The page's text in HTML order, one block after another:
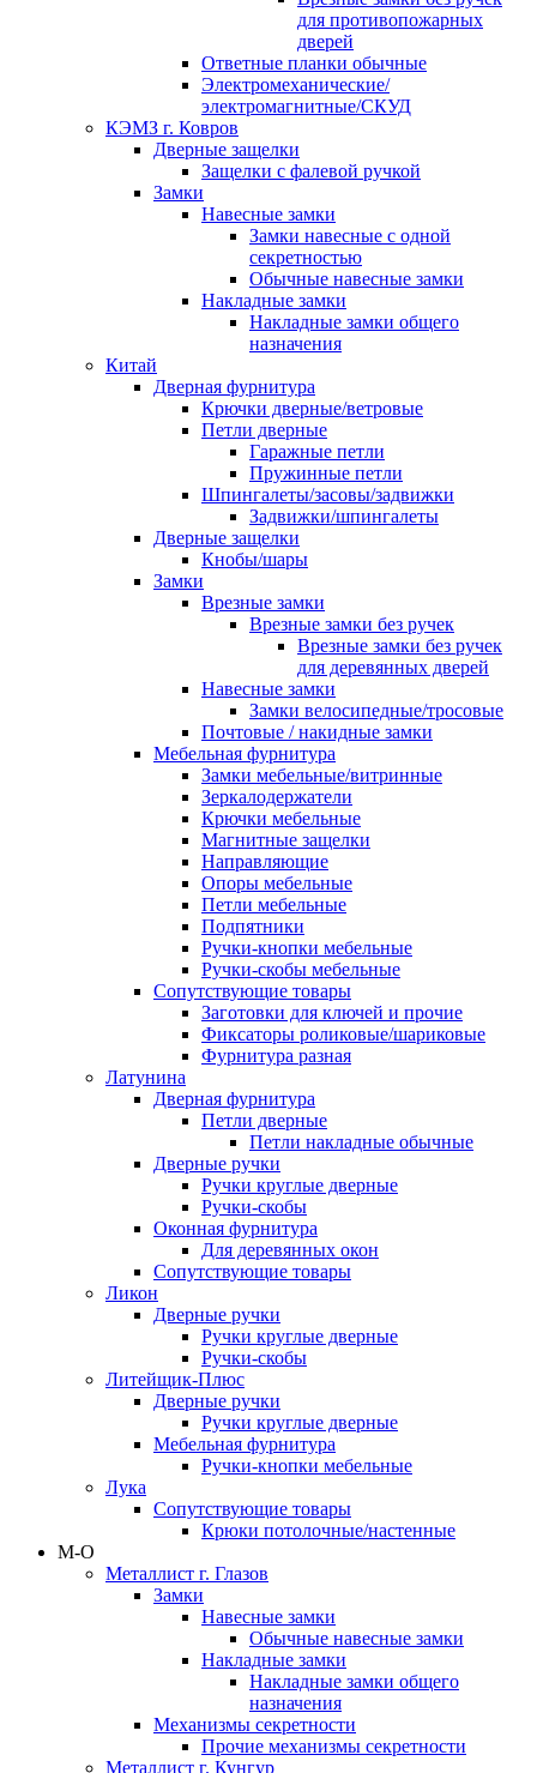
для противопожарных
дверей
Ответные планки обычные
Электромеханические/
электромагнитные/СКУД
КЭМЗ г. Ковров
Дверные защелки
Защелки с фалевой ручкой
Замки
Навесные замки
Замки навесные с одной
секретностью
Обычные навесные замки
Накладные замки
Накладные замки общего
назначения
Китай
Дверная фурнитура
Крючки дверные/ветровые
Петли дверные
Гаражные петли
Пружинные петли
Шпингалеты/засовы/задвижки
Задвижки/шпингалеты
Дверные защелки
Кнобы/шары
Замки
Врезные замки
Врезные замки без ручек
Врезные замки без ручек
для деревянных дверей
Навесные замки
Замки велосипедные/тросовые
Почтовые / накидные замки
Мебельная фурнитура
Замки мебельные/витринные
Зеркалодержатели
Крючки мебельные
Магнитные защелки
Направляющие
Опоры мебельные
Петли мебельные
Подпятники
Ручки-кнопки мебельные
Ручки-скобы мебельные
Сопутствующие товары
Заготовки для ключей и прочие
Фиксаторы роликовые/шариковые
Фурнитура разная
Латунина
Дверная фурнитура
Петли дверные
Петли накладные обычные
Дверные ручки
Ручки круглые дверные
Ручки-скобы
Оконная фурнитура
Для деревянных окон
Сопутствующие товары
Ликон
Дверные ручки
Ручки круглые дверные
Ручки-скобы
Литейщик-Плюс
Дверные ручки
Ручки круглые дверные
Мебельная фурнитура
Ручки-кнопки мебельные
Лука
Сопутствующие товары
Крюки потолочные/настенные
М-О
Металлист г. Глазов
Замки
Навесные замки
Обычные навесные замки
Накладные замки
Накладные замки общего
назначения
Механизмы секретности
Прочие механизмы секретности
Металлист г. Кунгур